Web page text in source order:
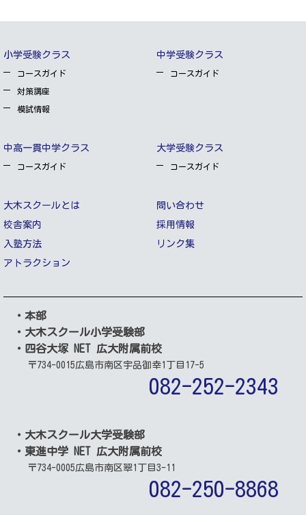
小学受験クラス
コースガイド
対策講座
模試情報
中学受験クラス
コースガイド
中高一貫中学クラス
コースガイド
大学受験クラス
コースガイド
大木スクールとは
校舎案内
入塾方法
アトラクション
問い合わせ
採用情報
リンク集
・本部
・大木スクール小学受験部
・四谷大塚 NET 広大附属前校
〒734-0015広島市南区宇品御幸1丁目17-5
082-252-2343
・大木スクール大学受験部
・東進中学 NET 広大附属前校
〒734-0005広島市南区翠1丁目3-11
082-250-8868